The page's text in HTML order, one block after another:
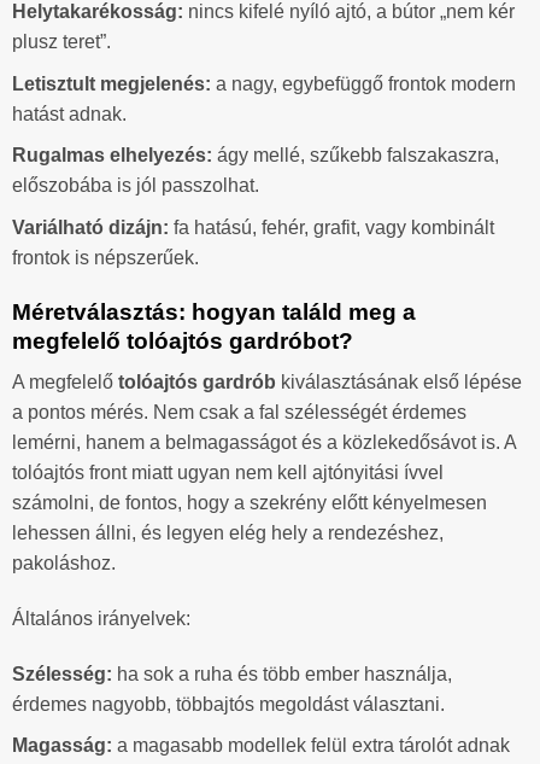
Helytakarékosság: nincs kifelé nyíló ajtó, a bútor „nem kér
plusz teret”.
Letisztult megjelenés: a nagy, egybefüggő frontok modern
hatást adnak.
Rugalmas elhelyezés: ágy mellé, szűkebb falszakaszra,
előszobába is jól passzolhat.
Variálható dizájn: fa hatású, fehér, grafit, vagy kombinált
frontok is népszerűek.
Méretválasztás: hogyan találd meg a
megfelelő tolóajtós gardróbot?
A megfelelő tolóajtós gardrób kiválasztásának első lépése
a pontos mérés. Nem csak a fal szélességét érdemes
lemérni, hanem a belmagasságot és a közlekedősávot is. A
tolóajtós front miatt ugyan nem kell ajtónyitási ívvel
számolni, de fontos, hogy a szekrény előtt kényelmesen
lehessen állni, és legyen elég hely a rendezéshez,
pakoláshoz.
Általános irányelvek:
Szélesség: ha sok a ruha és több ember használja,
érdemes nagyobb, többajtós megoldást választani.
Magasság: a magasabb modellek felül extra tárolót adnak